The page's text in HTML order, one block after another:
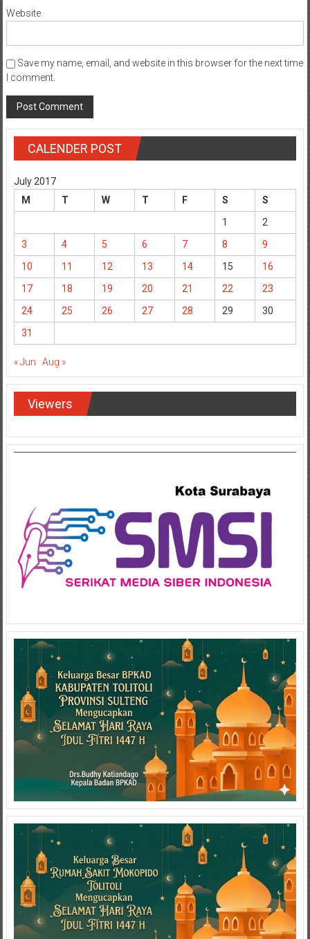
Save my name, email, and website in this browser for the next time
CALENDER POST
July 2017
M
T W T F S
S
1
2
3
4 5 6 7 8
9
10
11 12 13 14 15
16
17
18 19 20 21 22
23
24
25 26 27 28 29
30
31
« Jun Aug »
Viewers